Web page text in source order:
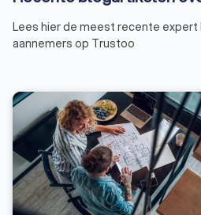
Lees hier de meest recente
aannemers op Trustoo